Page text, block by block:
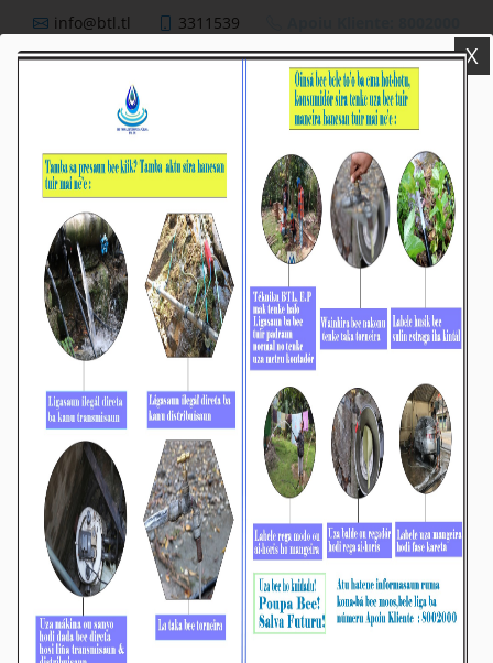
info@btl.tl 3311539
𝙋𝒓𝙚𝒛𝙞𝒅𝙚𝒏𝙩𝒆 𝑩𝙏𝑳, 𝙀.𝙋 𝘼𝒌𝙤𝒎𝙥𝒂𝙣̃𝒂 𝑴𝙊𝑷 𝑷𝙖𝒓𝙩𝒊𝙨𝒊𝙥𝒂
𝑫𝙞𝒔𝙠𝒖𝙨𝒂𝙪𝒏 𝒌𝙤𝒏𝙖-𝙗𝒂́ 𝑹𝙚𝒍𝙖𝒕𝙤́𝒓𝙞𝒖 𝑲𝙤𝒏𝙩𝒂 𝑱𝙚𝒓𝙖́𝒍
𝑬𝙨𝒕𝙖𝒅𝙪 2024 𝒏𝙞𝒂𝙣 𝙞𝒉𝙖 𝙋𝑵
Média_BTL, E.P 16-Febreiru-2026
X